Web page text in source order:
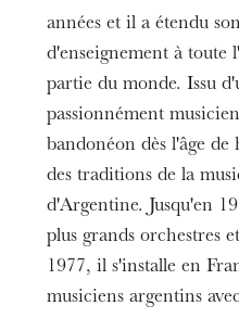
années et il a étendu
d'enseignement à toute
partie du monde. Issu
passionnément
bandonéon dès l'âge
des traditions de la
d'Argentine. Jusqu'en
plus grands orchestres
1977, il s'installe en
musiciens argentins